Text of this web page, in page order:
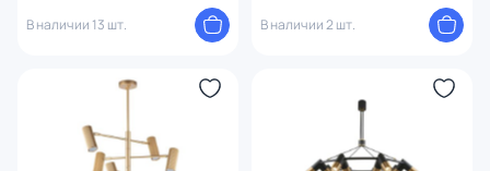
В наличии 13 шт.
В наличии 2 шт.